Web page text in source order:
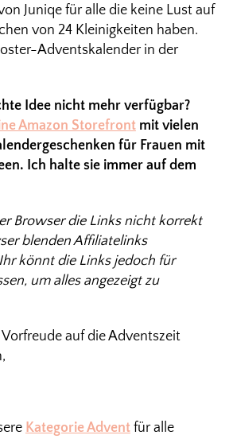
Juniqe für alle die keine Lust auf
von 24 Kleinigkeiten haben.
Adventskalender in der
Idee nicht mehr verfügbar?
Amazon Storefrontmit vielen
für Frauen mit
Ich halte sie immer auf dem
Browser die Links nicht korrekt
blenden Affiliatelinks
könnt die Links jedoch für
um alles angezeigt zu
auf die Adventszeit
Kategorie Adventfür alle